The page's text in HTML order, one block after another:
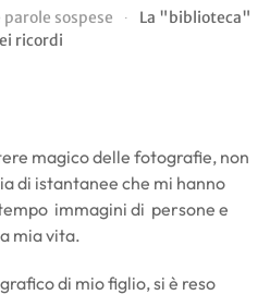
sospese
La "biblioteca"
ricordi
magico delle fotografie, non
di istantanee che mi hanno
immagini di persone e
mia vita.
di mio figlio, si è reso